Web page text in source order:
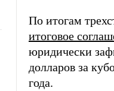
По итогам
итоговое
юридически
долларов за
года.